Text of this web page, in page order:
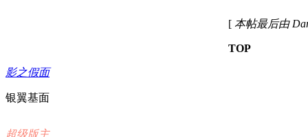
[ 本帖最后由
TOP
影之假面
银翼基面
超级版主